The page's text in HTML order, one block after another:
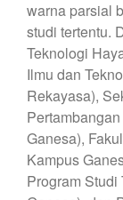
warna parsial
studi tertentu.
Teknologi
Ilmu dan
Rekayasa),
Ganesa),
Kampus
Program